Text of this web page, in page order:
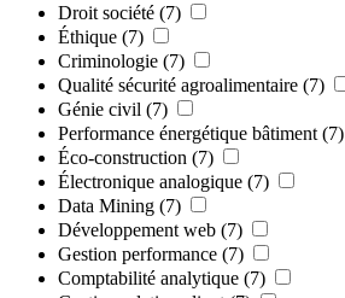
Droit société (7)
Éthique (7)
Criminologie (7)
Qualité sécurité agroalimentaire (7)
Génie civil (7)
Performance énergétique bâtiment (7)
Éco-construction (7)
Électronique analogique (7)
Data Mining (7)
Développement web (7)
Gestion performance (7)
Comptabilité analytique (7)